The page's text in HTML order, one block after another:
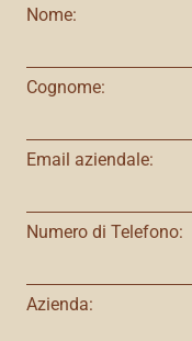
Nome:
Cognome:
Email aziendale:
Numero di Telefono:
Azienda: